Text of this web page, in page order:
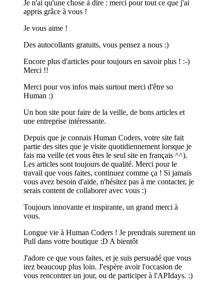
Je n'ai qu'une chose à dire : merci pour tout ce que j'ai
appris grâce à vous !
Je vous aime !
Des autocollants gratuits, vous pensez a nous :)
Encore plus d'articles pour toujours en savoir plus ! :-)
Merci !!
Merci pour vos infos mais surtout merci d'être so
Human :)
Un bon site pour faire de la veille, de bons articles et
une entreprise intéressante.
Depuis que je connais Human Coders, votre site fait
partie des sites que je visite quotidiennement lorsque je
fais ma veille (et vous êtes le seul site en français ^^).
Les articles sont toujours de qualité. Merci pour le
travail que vous faites, continuez comme ça ! Si jamais
vous avez besoin d'aide, n'hésitez pas à me contacter, je
serais content de collaborer avec vous :)
Toujours innovante et inspirante, un grand merci à
vous.
Longue vie à Human Coders ! Je prendrais surement un
Pull dans votre boutique :D A bientôt
J'adore ce que vous faites, et je suis persuadé que vous
irez beaucoup plus loin. J'espère avoir l'occasion de
vous rencontrer un jour, ou de participer à l'APIdays. :)